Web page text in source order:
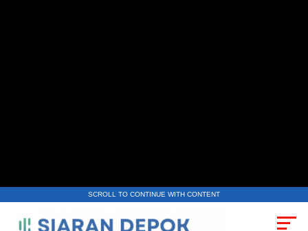
SCROLL TO CONTINUE WITH CONTENT